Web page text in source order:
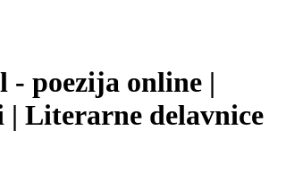
- poezija online |
Literarne delavnice